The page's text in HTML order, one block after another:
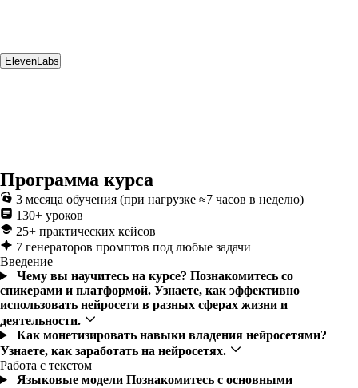
ElevenLabs
Программа курса
3 месяца обучения (при нагрузке ≈7 часов в неделю)
130+ уроков
25+ практических кейсов
7 генераторов промптов под любые задачи
Введение
Чему вы научитесь на курсе? Познакомитесь со
спикерами и платформой. Узнаете, как эффективно
использовать нейросети в разных сферах жизни и
деятельности.
Как монетизировать навыки владения нейросетями?
Узнаете, как заработать на нейросетях.
Работа с текстом
Языковые модели Познакомитесь с основными